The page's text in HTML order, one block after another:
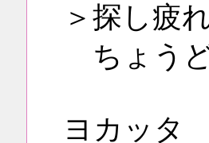
＞探し疲
ちょう
ヨカッタ